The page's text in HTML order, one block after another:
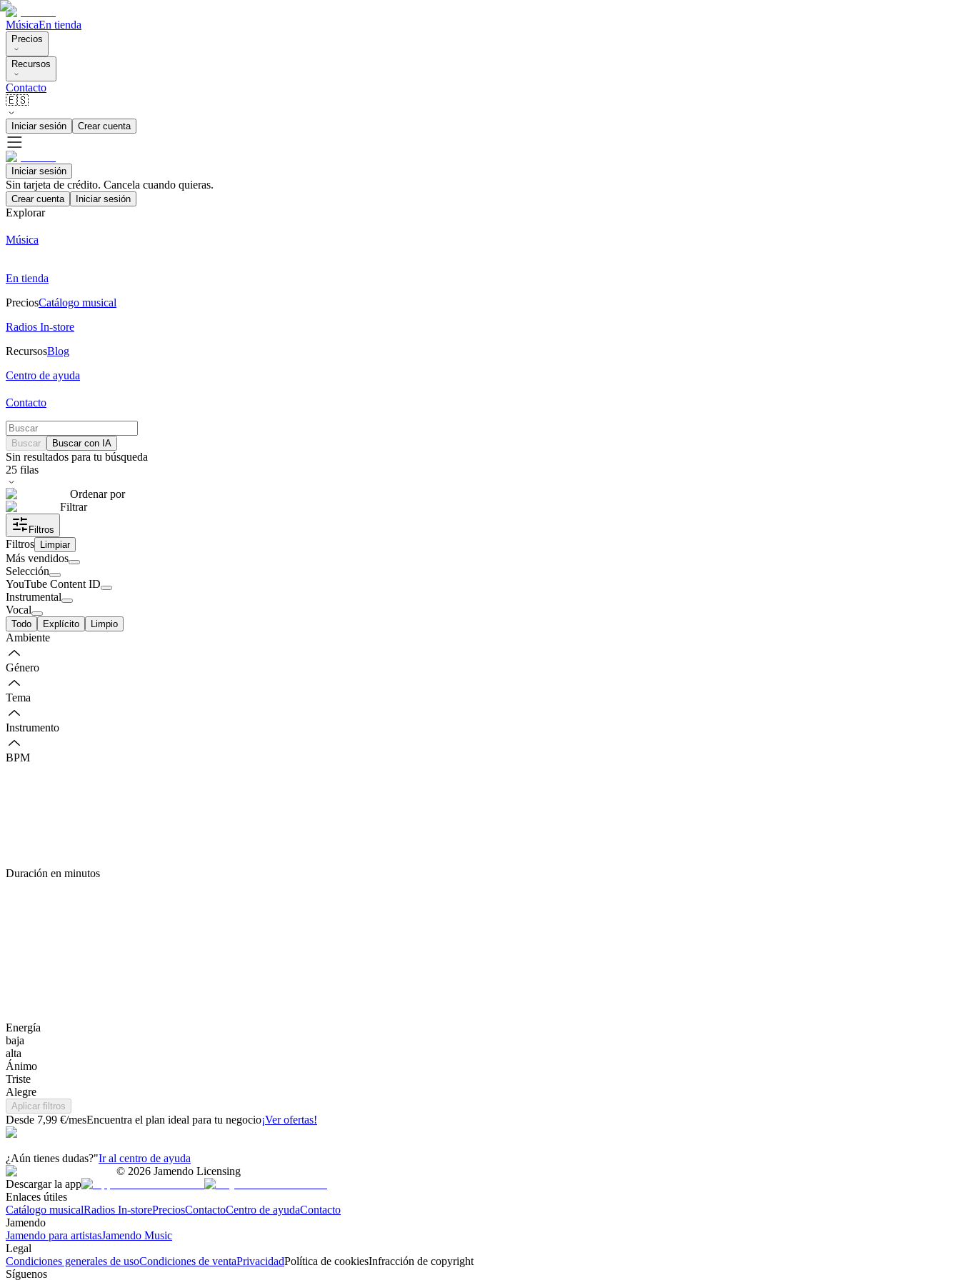
MúsicaEn tienda
Precios
Recursos
Contacto
🇪🇸
Iniciar sesión Crear cuenta
Iniciar sesión
Sin tarjeta de crédito. Cancela cuando quieras.
Crear cuenta Iniciar sesión
Explorar
Música
En tienda
PreciosCatálogo musical
Radios In-store
RecursosBlog
Centro de ayuda
Contacto
Buscar Buscar con IA
Sin resultados para tu búsqueda
25 filas
Ordenar por
Filtrar
Filtros
Filtros Limpiar
Más vendidos
Selección
YouTube Content ID
Instrumental
Vocal
Todo Explícito Limpio
Ambiente
Género
Tema
Instrumento
BPM
Duración en minutos
Energía
baja
alta
Ánimo
Triste
Alegre
Aplicar filtros
Desde 7,99 €/mesEncuentra el plan ideal para tu negocio¡Ver ofertas!
¿Aún tienes dudas?"Ir al centro de ayuda
© 2026 Jamendo Licensing
Descargar la app
Enlaces útiles
Catálogo musicalRadios In-storePreciosContactoCentro de ayudaContacto
Jamendo
Jamendo para artistasJamendo Music
Legal
Condiciones generales de usoCondiciones de ventaPrivacidadPolítica de cookiesInfracción de copyright
Síguenos